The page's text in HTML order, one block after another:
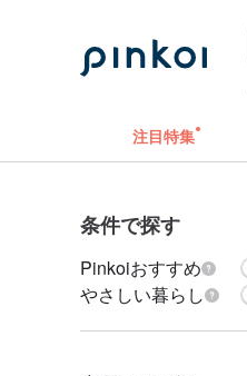
注目特集
条件で探す
Pinkoiおすすめ
やさしい暮らし